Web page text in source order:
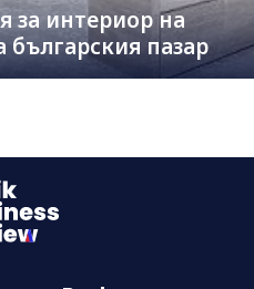
за интериор на
българския пазар